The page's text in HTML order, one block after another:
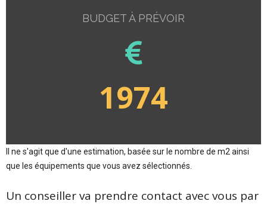
BUDGET À PRÉVOIR
1974
Il ne s'agit que d'une estimation, basée sur le nombre de m2 ainsi
que les équipements que vous avez sélectionnés.
Un conseiller va prendre contact avec vous par